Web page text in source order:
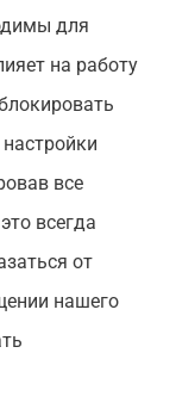
для
на работу
все
всегда
от
нашего